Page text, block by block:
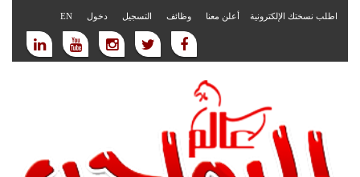
اطلب نسختك الإلكترونية أعلن معنا وظائف التسجيل دخول EN